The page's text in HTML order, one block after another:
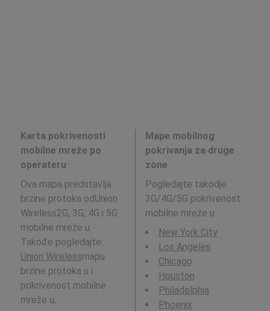
Karta pokrivenosti
mobilne mreže po
operateru
Ova mapa predstavlja
brzine protoka odUnion
Wireless2G, 3G, 4G i 5G
mobilne mreže u.
Takođe pogledajte:
Union Wirelessmapu
brzine protoka u i
pokrivenost mobilne
mreže u,
Mape mobilnog
pokrivanja za druge
zone
Pogledajte takodje
3G/4G/5G pokrivenost
mobilne mreže u :
New York City
Los Angeles
Chicago
Houston
Philadelphia
Phoenix